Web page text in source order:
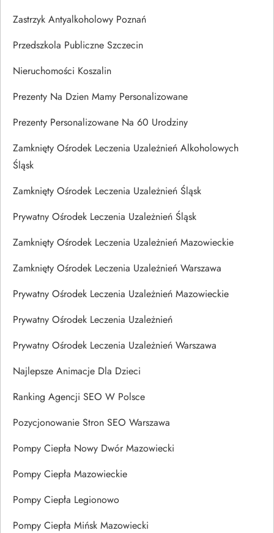
Zastrzyk Antyalkoholowy Poznań
Przedszkola Publiczne Szczecin
Nieruchomości Koszalin
Prezenty Na Dzien Mamy Personalizowane
Prezenty Personalizowane Na 60 Urodziny
Zamknięty Ośrodek Leczenia Uzależnień Alkoholowych
Śląsk
Zamknięty Ośrodek Leczenia Uzależnień Śląsk
Prywatny Ośrodek Leczenia Uzależnień Śląsk
Zamknięty Ośrodek Leczenia Uzależnień Mazowieckie
Zamknięty Ośrodek Leczenia Uzależnień Warszawa
Prywatny Ośrodek Leczenia Uzależnień Mazowieckie
Prywatny Ośrodek Leczenia Uzależnień
Prywatny Ośrodek Leczenia Uzależnień Warszawa
Najlepsze Animacje Dla Dzieci
Ranking Agencji SEO W Polsce
Pozycjonowanie Stron SEO Warszawa
Pompy Ciepła Nowy Dwór Mazowiecki
Pompy Ciepła Mazowieckie
Pompy Ciepła Legionowo
Pompy Ciepła Mińsk Mazowiecki